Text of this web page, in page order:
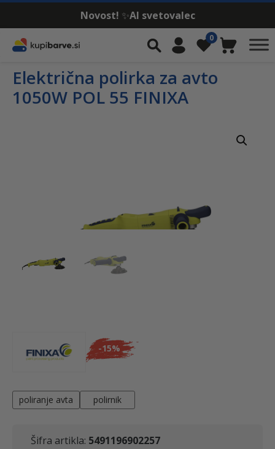
Novost! ✨AI svetovalec
Skip to content
IskalnikMoj račun
Seznam želja
0
Košarica
Električna polirka za avto
1050W POL 55 FINIXA
-15%
poliranje avta polirnik
Šifra artikla: 5491196902257